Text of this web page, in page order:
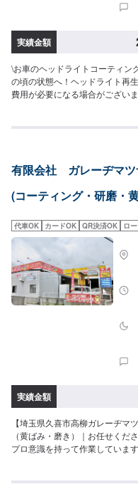
実績金額
\お車のヘッドライトコーティン
の頃の状態へ！ヘッドライト再
費用が必要になる場合がござい
の黄ばみ取りをぜひお試しくだ
33,000円〜46,200円<営業時間
有限会社 ガレーヂマツ
(コーティング・研磨・
代車OK カードOK QR決済OK ロ
実績金額
【埼玉県久喜市高柳ガレーヂマ
（黄ばみ・磨き）｜お任せくだ
プロ意識を持って作業していま
ち込み・引き取り【4】正式な